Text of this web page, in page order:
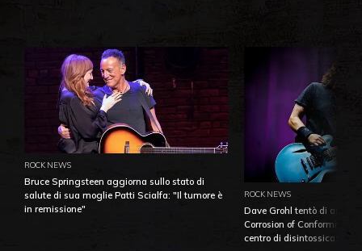
ROCK NEWS
Bruce Springsteen aggiorna sullo stato di
salute di sua moglie Patti Scialfa: "Il tumore è
in remissione"
ROCK NEWS
Dave Grohl tentò di
Corrosion of Conformity
centro di